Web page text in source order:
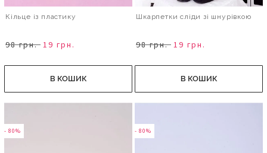
Кільце із пластику
98 грн. 19 грн.
В КОШИК
Шкарпетки сліди зі шнурівкою
98 грн. 19 грн.
В КОШИК
- 80% - 80%